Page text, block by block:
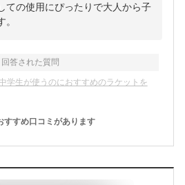
ての使用にぴったりで大人から子
回答された質問
学生が使うのにおすすめのラケットを
すすめ口コミがあります